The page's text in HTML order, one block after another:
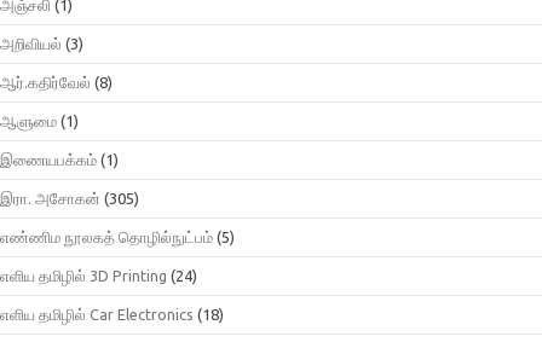
அஞ்சலி (1)
அறிவியல் (3)
ஆர்.கதிர்வேல் (8)
ஆளுமை (1)
இணையபக்கம் (1)
இரா. அசோகன் (305)
எண்ணிம நூலகத் தொழில்நுட்பம் (5)
எளிய தமிழில் 3D Printing (24)
எளிய தமிழில் Car Electronics (18)